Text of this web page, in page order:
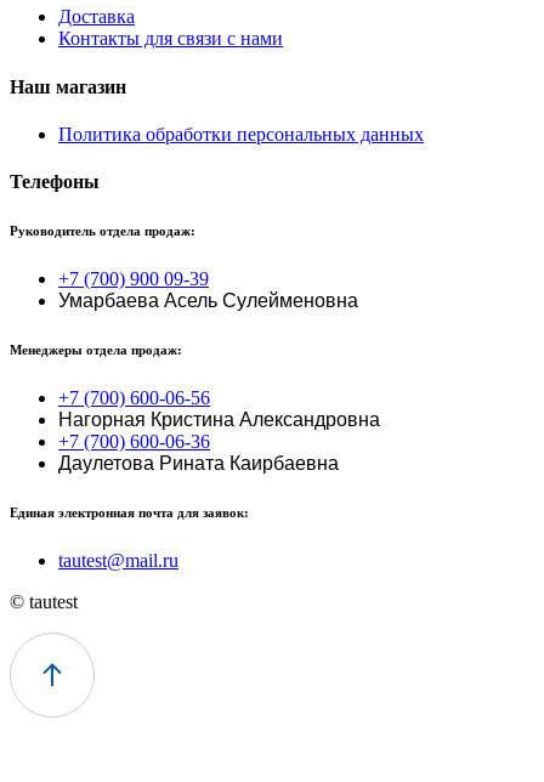
Доставка
Контакты для связи с нами
Наш магазин
Политика обработки персональных данных
Телефоны
Руководитель отдела продаж:
+7 (700) 900 09-39
Умарбаева Асель Сулейменовна
Менеджеры отдела продаж:
+7 (700) 600-06-56
Нагорная Кристина Александровна
+7 (700) 600-06-36
Даулетова Рината Каирбаевна
Единая электронная почта для заявок:
tautest@mail.ru
© tautest